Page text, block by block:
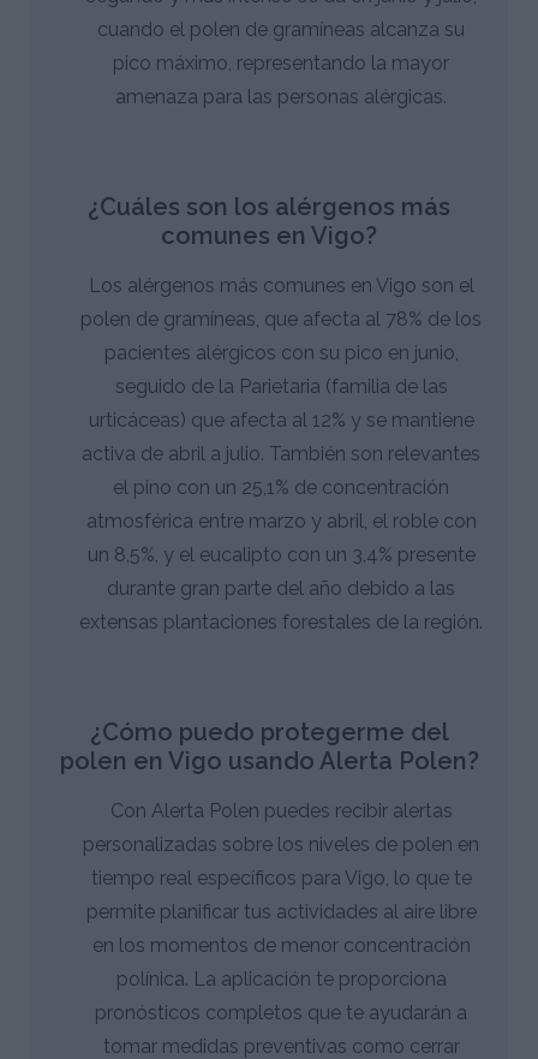
cuando el polen de gramíneas alcanza su
pico máximo, representando la mayor
amenaza para las personas alérgicas.
¿Cuáles son los alérgenos más
comunes en Vigo?
Los alérgenos más comunes en Vigo son el
polen de gramíneas, que afecta al 78% de los
pacientes alérgicos con su pico en junio,
seguido de la Parietaria (familia de las
urticáceas) que afecta al 12% y se mantiene
activa de abril a julio. También son relevantes
el pino con un 25,1% de concentración
atmosférica entre marzo y abril, el roble con
un 8,5%, y el eucalipto con un 3,4% presente
durante gran parte del año debido a las
extensas plantaciones forestales de la región.
¿Cómo puedo protegerme del
polen en Vigo usando Alerta Polen?
Con Alerta Polen puedes recibir alertas
personalizadas sobre los niveles de polen en
tiempo real específicos para Vigo, lo que te
permite planificar tus actividades al aire libre
en los momentos de menor concentración
polínica. La aplicación te proporciona
pronósticos completos que te ayudarán a
tomar medidas preventivas como cerrar